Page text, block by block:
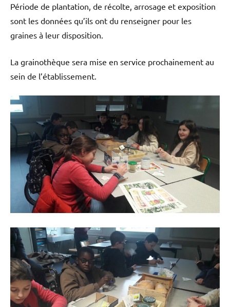
Période de plantation, de récolte, arrosage et exposition
sont les données qu’ils ont du renseigner pour les
graines à leur disposition.
La grainothèque sera mise en service prochainement au
sein de l’établissement.